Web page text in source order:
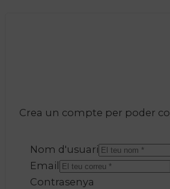
Crea un compte per poder
Nom d'usuari
Email
Contrasenya